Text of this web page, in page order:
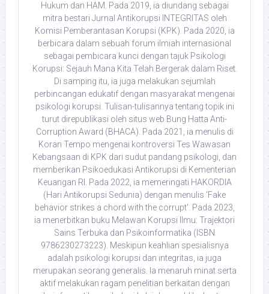
Hukum dan HAM. Pada 2019, ia diundang sebagai
mitra bestari Jurnal Antikorupsi INTEGRITAS oleh
Komisi Pemberantasan Korupsi (KPK). Pada 2020, ia
berbicara dalam sebuah forum ilmiah internasional
sebagai pembicara kunci dengan tajuk Psikologi
Korupsi: Sejauh Mana Kita Telah Bergerak dalam Riset.
Di samping itu, ia juga melakukan sejumlah
perbincangan edukatif dengan masyarakat mengenai
psikologi korupsi. Tulisan-tulisannya tentang topik ini
turut direpublikasi oleh situs web Bung Hatta Anti-
Corruption Award (BHACA). Pada 2021, ia menulis di
Koran Tempo mengenai kontroversi Tes Wawasan
Kebangsaan di KPK dari sudut pandang psikologi, dan
memberikan Psikoedukasi Antikorupsi di Kementerian
Keuangan RI. Pada 2022, ia memeringati HAKORDIA
(Hari Antikorupsi Sedunia) dengan menulis 'Fake
behavior strikes a chord with the corrupt'. Pada 2023,
ia menerbitkan buku Melawan Korupsi Ilmu: Trajektori
Sains Terbuka dan Psikoinformatika (ISBN
9786230273223). Meskipun keahlian spesialisnya
adalah psikologi korupsi dan integritas, ia juga
merupakan seorang generalis. Ia menaruh minat serta
aktif melakukan ragam penelitian berkaitan dengan